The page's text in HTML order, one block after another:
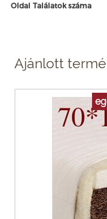
Oldal Találatok száma
Ajánlott